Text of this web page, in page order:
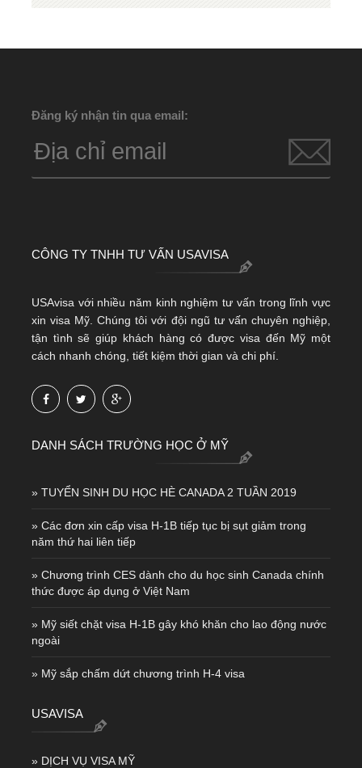
Đăng ký nhận tin qua email:
CÔNG TY TNHH TƯ VẤN USAVISA
USAvisa với nhiều năm kinh nghiệm tư vấn trong lĩnh vực
xin visa Mỹ. Chúng tôi với đội ngũ tư vấn chuyên nghiệp,
tận tình sẽ giúp khách hàng có được visa đến Mỹ một
cách nhanh chóng, tiết kiệm thời gian và chi phí.
DANH SÁCH TRƯỜNG HỌC Ở MỸ
» TUYỂN SINH DU HỌC HÈ CANADA 2 TUẦN 2019
» Các đơn xin cấp visa H-1B tiếp tục bị sụt giảm trong
năm thứ hai liên tiếp
» Chương trình CES dành cho du học sinh Canada chính
thức được áp dụng ở Việt Nam
» Mỹ siết chặt visa H-1B gây khó khăn cho lao động nước
ngoài
» Mỹ sắp chấm dứt chương trình H-4 visa
USAVISA
» DỊCH VỤ VISA MỸ